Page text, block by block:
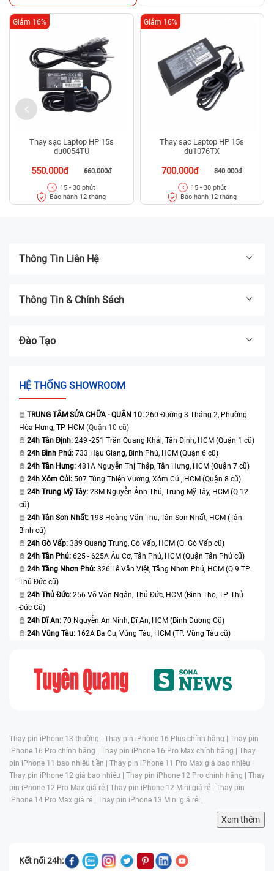
Thay sạc Laptop HP 15s
du0054TU
550.000đ 660.000đ
Giảm 16%
15 - 30 phút
Bảo hành 12 tháng
Thay sạc Laptop HP 15s
du1076TX
700.000đ 840.000đ
Giảm 16%
15 - 30 phút
Bảo hành 12 tháng
Thông Tin Liên Hệ
Thông Tin & Chính Sách
Đào Tạo
HỆ THỐNG SHOWROOM
TRUNG TÂM SỬA CHỮA - QUẬN 10: 260 Đường 3 Tháng 2, Phường
Hòa Hưng, TP. HCM (Quận 10 cũ)
24h Tân Định: 249 -251 Trần Quang Khải, Tân Định, HCM (Quận 1 cũ)
24h Bình Phú: 733 Hậu Giang, Bình Phú, HCM (Quận 6 cũ)
24h Tân Hưng: 481A Nguyễn Thị Thập, Tân Hưng, HCM (Quận 7 cũ)
24h Xóm Củi: 507 Tùng Thiện Vương, Xóm Củi, HCM (Quận 8 cũ)
24h Trung Mỹ Tây: 23M Nguyễn Ảnh Thủ, Trung Mỹ Tây, HCM (Q.12
cũ)
24h Tân Sơn Nhất: 198 Hoàng Văn Thụ, Tân Sơn Nhất, HCM (Tân
Bình cũ)
24h Gò Vấp: 389 Quang Trung, Gò Vấp, HCM (Q. Gò Vấp cũ)
24h Tân Phú: 625 - 625A Âu Cơ, Tân Phú, HCM (Quận Tân Phú cũ)
24h Tăng Nhơn Phú: 326 Lê Văn Việt, Tăng Nhơn Phú, HCM (Q.9 TP.
Thủ Đức cũ)
24h Thủ Đức: 256 Võ Văn Ngân, Thủ Đức, HCM (Bình Thọ, TP. Thủ
Đức Cũ)
24h Dĩ An: 70 Nguyễn An Ninh, Dĩ An, HCM (Bình Dương Cũ)
24h Vũng Tàu: 162A Ba Cu, Vũng Tàu, HCM (TP. Vũng Tàu cũ)
Thay pin iPhone 13 thường | Thay pin iPhone 16 Plus chính hãng | Thay pin
iPhone 16 Pro chính hãng | Thay pin iPhone 16 Pro Max chính hãng | Thay
pin iPhone 11 bao nhiêu tiền | Thay pin iPhone 11 Pro Max giá bao nhiêu |
Thay pin iPhone 12 giá bao nhiêu | Thay pin iPhone 12 Pro chính hãng | Thay
pin iPhone 12 Pro Max giá rẻ | Thay pin iPhone 12 Mini giá rẻ | Thay pin
iPhone 14 Pro Max giá rẻ | Thay pin iPhone 13 Mini giá rẻ |
Xem thêm
Kết nối 24h: